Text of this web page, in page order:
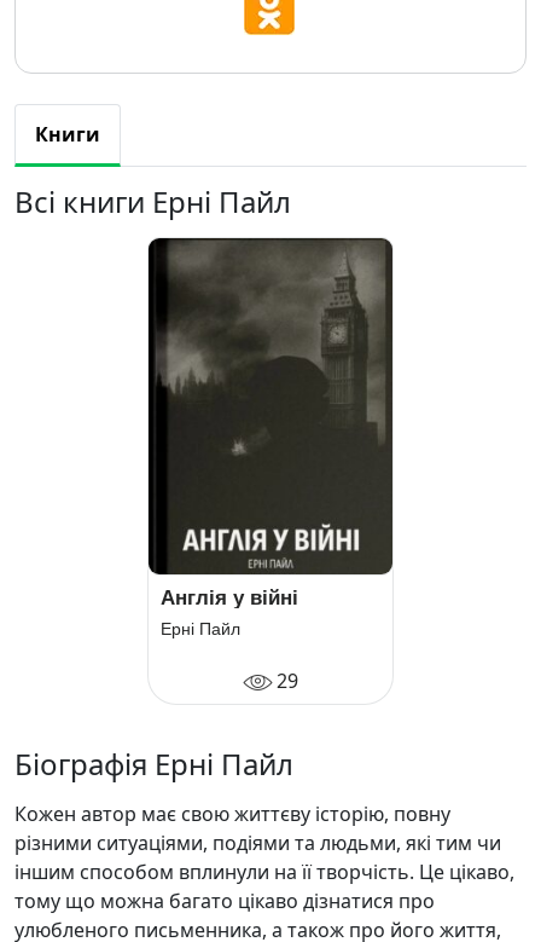
Книги
Всі книги Ерні Пайл
Англія у війні
Ерні Пайл
29
Біографія Ерні Пайл
Кожен автор має свою життєву історію, повну
різними ситуаціями, подіями та людьми, які тим чи
іншим способом вплинули на її творчість. Це цікаво,
тому що можна багато цікаво дізнатися про
улюбленого письменника, а також про його життя,